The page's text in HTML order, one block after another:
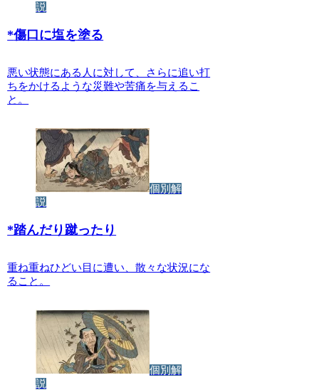
説
*傷口に塩を塗る
悪い状態にある人に対して、さらに追い打
ちをかけるような災難や苦痛を与えるこ
と。
個別解
説
*踏んだり蹴ったり
重ね重ねひどい目に遭い、散々な状況にな
ること。
個別解
説